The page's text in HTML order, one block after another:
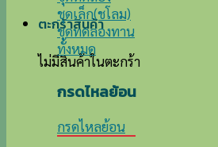
ตะกร้าสินค้า
ไม่มีสินค้าในตะกร้า
ชุดเล็ก(ชโลม)
ชุดทดลองทาน
ทั้งหมด
กรดไหลย้อน
กรดไหลย้อน